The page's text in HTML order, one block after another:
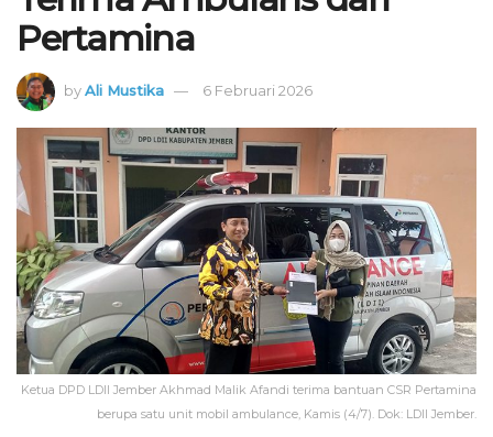
Pertamina
byAli Mustika 6 Februari 2026
Ketua DPD LDII Jember Akhmad Malik Afandi terima bantuan CSR Pertamina
berupa satu unit mobil ambulance, Kamis (4/7). Dok: LDII Jember.